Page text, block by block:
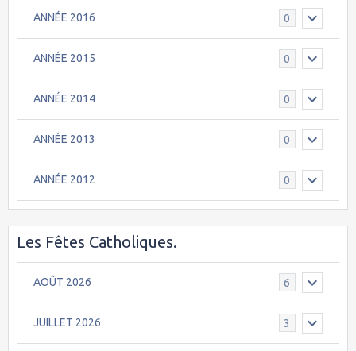
ANNÉE 2016 0
ANNÉE 2015 0
ANNÉE 2014 0
ANNÉE 2013 0
ANNÉE 2012 0
Les Fêtes Catholiques.
AOÛT 2026 6
JUILLET 2026 3